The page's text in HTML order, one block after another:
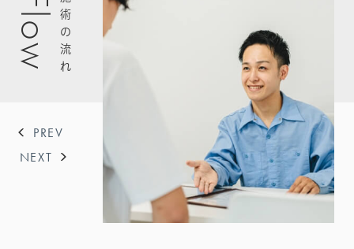
l
o
w 施術の流れ
PREV
NEXT